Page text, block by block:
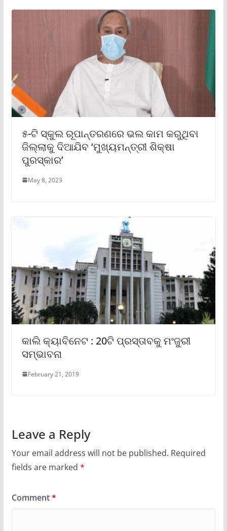
୫-ଟି ସ୍କୁଲ ରୂପାନ୍ତରଣରେ ଭଲ କାମ କରୁଥିବା
ଜିଲ୍ଲାକୁ ଦିଆଯିବ ‘ମୁଖ୍ୟମନ୍ତ୍ରୀ ଶିକ୍ଷା
ପୁରସ୍କାର’
May 8, 2023
କାଲି କ୍ୟାବିନେଟ : 20ଟି ପ୍ରସ୍ତାବକୁ ମଂଜୁରୀ
ସମ୍ଭାବନା
February 21, 2019
Leave a Reply
Your email address will not be published. Required
fields are marked *
Comment*